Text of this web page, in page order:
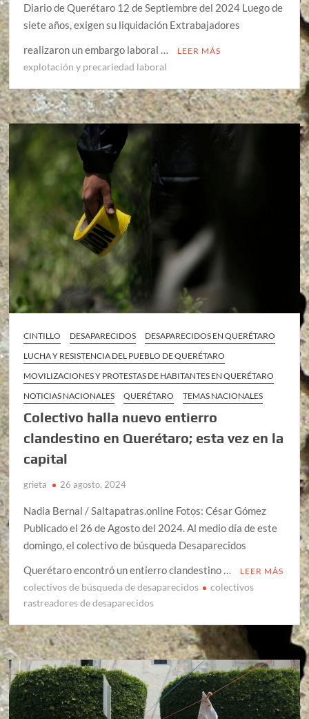
Diario de Querétaro 12 de Septiembre del 2024 Luego de
siete años, exigen su liquidación Extrabajadores
realizaron un embargo laboral …
LEER MÁS
explotación y precariedad laboral
CINTILLO DESAPARECIDOS
DESAPARECIDOS EN QUERÉTARO
LUCHA Y RESISTENCIA DEL PUEBLO DE QUERÉTARO
MOVILIZACIONES Y PROTESTAS DE HABITANTES EN QUERÉTARO
NOTICIAS NACIONALES
QUERÉTARO TEMAS NACIONALES
Colectivo halla nuevo entierro
clandestino en Querétaro; esta vez en la
capital
grieta 26 agosto, 2024
Nadia Bernal / Saltapatras.online Fotos: César Gómez
Publicado el 26 de Agosto del 2024. Al medio día de este
domingo, el colectivo de búsqueda Desaparecidos
Querétaro encontró un entierro clandestino …
LEER MÁS
colectivos de búsqueda de desaparecidos
colectivos
rastreadores de desaparecidos